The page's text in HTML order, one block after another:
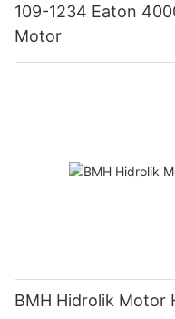
109-1234 Eaton
Motor
BMH Hidrolik Motor